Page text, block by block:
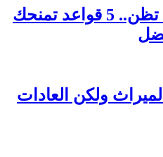
لست مشغولًا كما تظن.. 5 قواعد تمنحك
ولكن العادات